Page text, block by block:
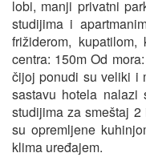
lobi, manji privatni
studijima i
frižiderom,
centra: 150m Od
čijoj ponudi su veliki i
sastavu hotela nalazi
studijima za smeštaj
su opremljene
klima uređajem.